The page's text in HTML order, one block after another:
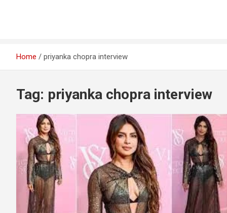
Home priyanka chopra interview
Tag: priyanka chopra interview